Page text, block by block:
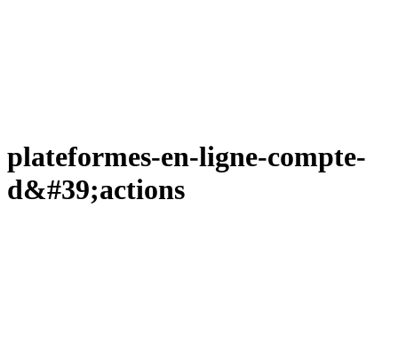
plateformes-en-ligne-compte-
d&#39;actions